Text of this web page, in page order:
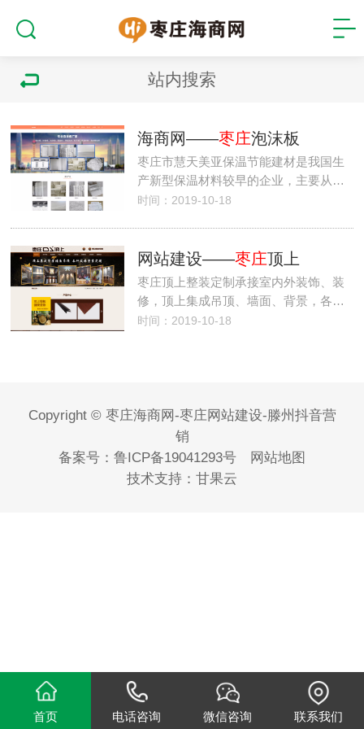
站内搜索
海商网——枣庄泡沫板
枣庄市慧天美亚保温节能建材是我国生
产新型保温材料较早的企业，主要从…
时间：2019-10-18
网站建设——枣庄顶上
枣庄顶上整装定制承接室内外装饰、装
修，顶上集成吊顶、墙面、背景，各…
时间：2019-10-18
Copyright © 枣庄海商网-枣庄网站建设-滕州抖音营
销
备案号： 鲁ICP备19041293号
网站地图
技术支持： 甘果云
首页 电话咨询 微信咨询 联系我们